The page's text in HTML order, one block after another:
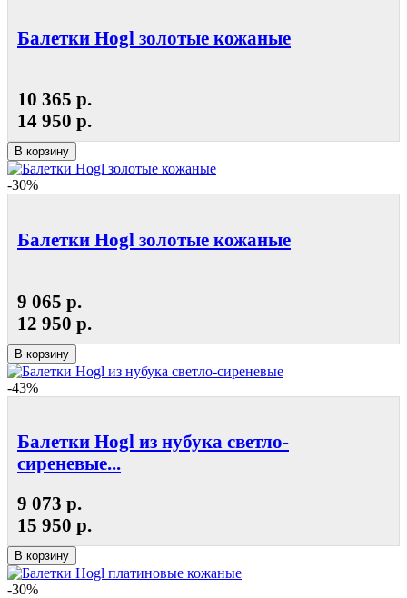
Балетки Hogl золотые кожаные
10 365 р.
14 950 р.
В корзину
-30%
Балетки Hogl золотые кожаные
9 065 р.
12 950 р.
В корзину
-43%
Балетки Hogl из нубука светло-
сиреневые...
9 073 р.
15 950 р.
В корзину
-30%